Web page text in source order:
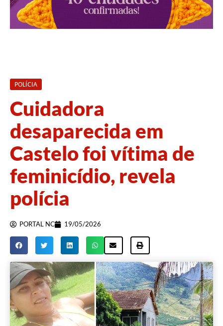
POLÍCIA
Cuidadora
desaparecida em
Castelo foi vítima de
feminicídio, revela
polícia
PORTAL NC 19/05/2026